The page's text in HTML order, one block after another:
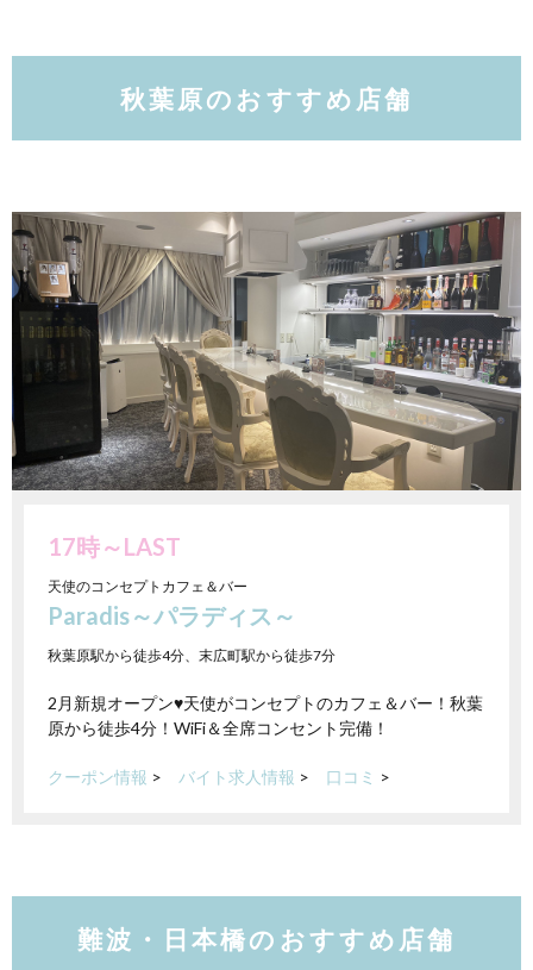
秋葉原のおすすめ店舗
17時～LAST
天使のコンセプトカフェ＆バー
Paradis～パラディス～
秋葉原駅から徒歩4分、末広町駅から徒歩7分
2月新規オープン♥天使がコンセプトのカフェ＆バー！秋葉
原から徒歩4分！WiFi＆全席コンセント完備！
クーポン情報 > バイト求人情報 > 口コミ >
難波・日本橋のおすすめ店舗